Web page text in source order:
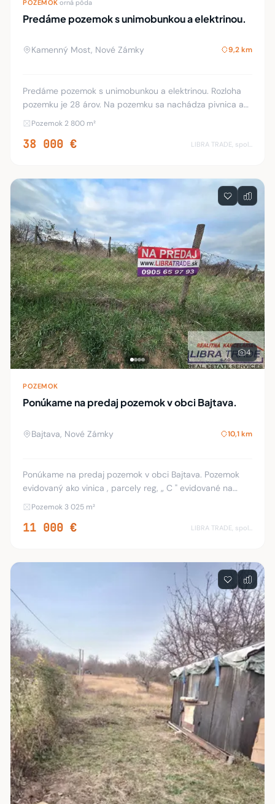
POZEMOK orná pôda
Predáme pozemok s unimobunkou a elektrinou.
Kamenný Most, Nové Zámky 9,2 km
Predáme pozemok s unimobunkou a elektrinou. Rozloha
pozemku je 28 árov. Na pozemku sa nachádza pivnica a
veľa ovocných stromov a vinič (140 koreňov hrozna).
Pozemok 2 800 m²
38 000 € LIBRA TRADE, spol.s.r.o.
4
POZEMOK
Ponúkame na predaj pozemok v obci Bajtava.
Bajtava, Nové Zámky 10,1 km
Ponúkame na predaj pozemok v obci Bajtava. Pozemok
evidovaný ako vinica , parcely reg, „ C " evidované na
katastrálnej mape. Výmera pozemku 3025 m2, mimo
Pozemok 3 025 m²
11 000 € LIBRA TRADE, spol.s.r.o.